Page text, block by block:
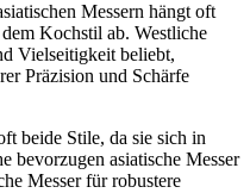
Messern hängt oft
Kochstil ab. Westliche
Vielseitigkeit beliebt,
Präzision und Schärfe
beide Stile, da sie sich in
bevorzugen asiatische Messer
Messer für robustere